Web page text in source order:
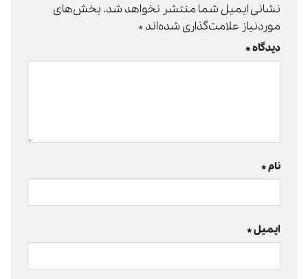
نشانی ایمیل شما منتشر نخواهد شد. بخش‌های
موردنیاز علامت‌گذاری شده‌اند*
دیدگاه*
نام*
ایمیل*